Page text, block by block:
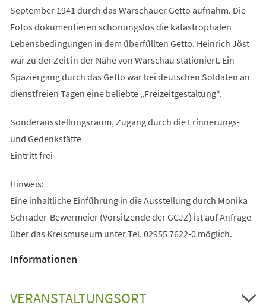
September 1941 durch das Warschauer Getto aufnahm. Die
Fotos dokumentieren schonungslos die katastrophalen
Lebensbedingungen in dem überfüllten Getto. Heinrich Jöst
war zu der Zeit in der Nähe von Warschau stationiert. Ein
Spaziergang durch das Getto war bei deutschen Soldaten an
dienstfreien Tagen eine beliebte „Freizeitgestaltung“.
Sonderausstellungsraum, Zugang durch die Erinnerungs-
und Gedenkstätte
Eintritt frei
Hinweis:
Eine inhaltliche Einführung in die Ausstellung durch Monika
Schrader-Bewermeier (Vorsitzende der GCJZ) ist auf Anfrage
über das Kreismuseum unter Tel. 02955 7622-0 möglich.
Informationen
VERANSTALTUNGSORT